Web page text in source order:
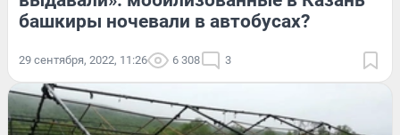
башкиры ночевали в автобусах?
29 сентября, 2022, 11:26 6 308 3